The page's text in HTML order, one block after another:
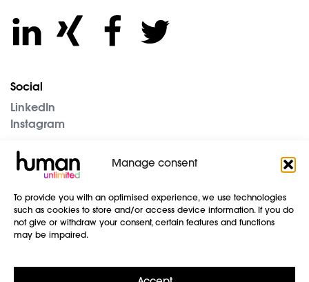
Manage consent
To provide you with an optimised experience, we use technologies
such as cookies to store and/or access device information. If you do
not give or withdraw your consent, certain features and functions
may be impaired.
Social
LinkedIn
Instagram
The Company
Blog
Data protection
GTC
Contact us
human unlimited GmbH